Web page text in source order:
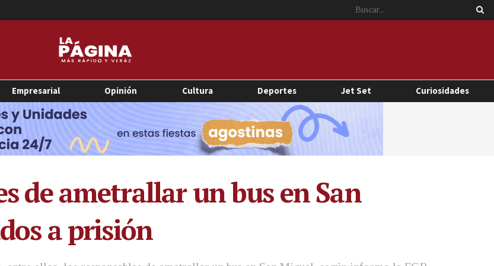
Empresarial Opinión Cultura Deportes Jet Set Curiosidades
de ametrallar un bus en San
a prisión